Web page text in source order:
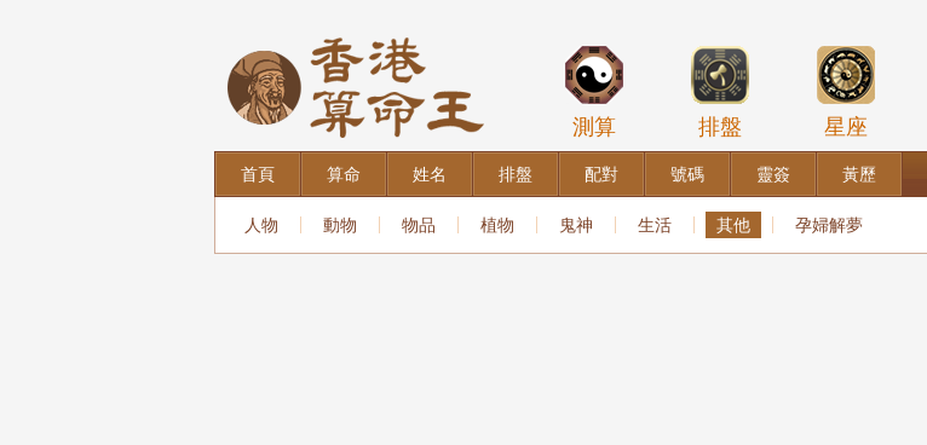
測算 排盤 星座
首頁 算命 姓名 排盤 配對 號碼 靈簽 黃歷
人物 動物 物品 植物 鬼神 生活 其他 孕婦解夢